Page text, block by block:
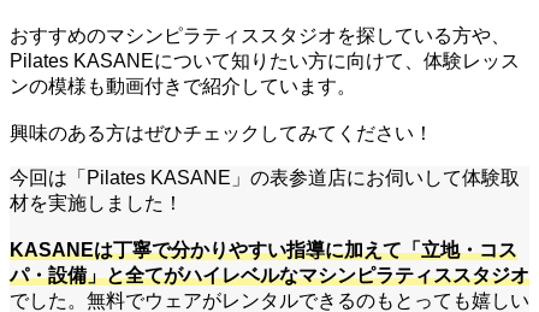
おすすめのマシンピラティススタジオを探している方や、
Pilates KASANEについて知りたい方に向けて、体験レッス
ンの模様も動画付きで紹介しています。
興味のある方はぜひチェックしてみてください！
今回は「Pilates KASANE」の表参道店にお伺いして体験取
材を実施しました！
KASANEは丁寧で分かりやすい指導に加えて「立地・コス
パ・設備」と全てがハイレベルなマシンピラティススタジオ
でした。無料でウェアがレンタルできるのもとっても嬉しい